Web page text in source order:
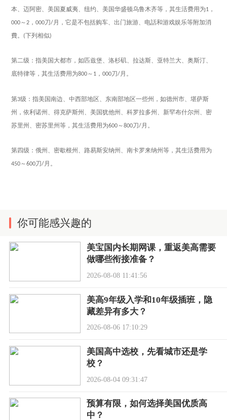
本、迈阿密、美国夏威夷、纽约、美国华盛顿乌鲁木齐等，其生活费用为1 ，
000～ 2 ，000刀/ 月，它是不包括购车、出门旅游、电話和游戏娱乐等附加消
費。
(下列相似)
第二级：指美国大都市，如匹兹堡、洛杉矶、拉达斯、亚特兰大、奥斯汀、
底特律等，其生活费用为800～ 1 ，000刀/ 月。
第3级：指美国南边、中西部地区、东南部地区一些州，如德州市、堪萨斯
州，依利诺州、得克萨斯州、美国犹他州、科罗拉多州、新罕布什尔州、密
苏里州、密苏里州等，其生活费用为600～800刀/ 月。
第四级：俄州、密歇根州、路易斯安纳州、南卡罗来纳州等，其生活费用为
450～600刀/ 月。
你可能感兴趣的
美宝国内长期网课，重返美高需要
做哪些衔接准备？
2026-08-08 11:41:56
美高9年级入学和10年级插班，隐
藏差异有多大？
2026-08-06 17:10:29
美国高中选校，先看城市还是学
校？
2026-08-04 09:31:47
预算有限，如何选择美国优质高
中？